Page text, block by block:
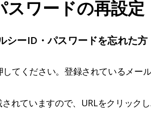
スワードの再設定
シーID・パスワードを忘れた方
てください。登録されているメー
れていますので、URLをクリック